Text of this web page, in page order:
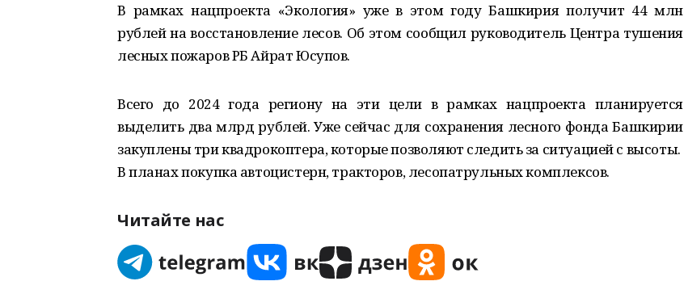
В рамках нацпроекта «Экология» уже в этом году Башкирия получит 44 млн
рублей на восстановление лесов. Об этом сообщил руководитель Центра тушения
лесных пожаров РБ Айрат Юсупов.
Всего до 2024 года региону на эти цели в рамках нацпроекта планируется
выделить два млрд рублей. Уже сейчас для сохранения лесного фонда Башкирии
закуплены три квадрокоптера, которые позволяют следить за ситуацией с высоты.
В планах покупка автоцистерн, тракторов, лесопатрульных комплексов.
Читайте нас